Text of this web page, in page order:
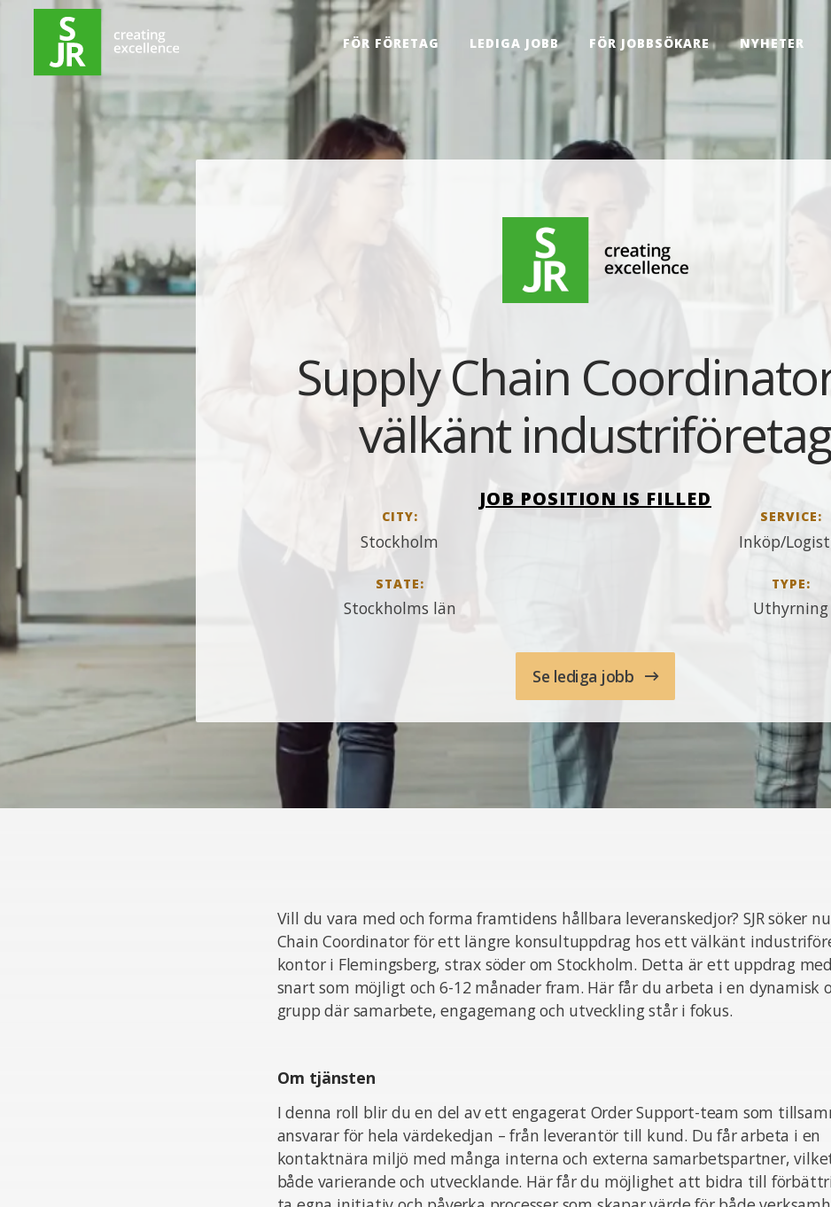
Hoppa till innehåll
FÖR FÖRETAG LEDIGA JOBB FÖR JOBBSÖKARE NYHETER
JOB POSITION IS FILLED
CITY:
Stockholm
SERVICE:
Inköp/
STATE:
Stockholms län
TYPE:
Uthyrning
Supply Chain
välkänt industriföretag
Se lediga jobb
Vill du vara med och forma framtidens hållbara leveranskedjor? SJR söker
Chain Coordinator för ett längre konsultuppdrag hos ett välkänt
kontor i Flemingsberg, strax söder om Stockholm. Detta är ett uppdrag
snart som möjligt och 6-12 månader fram. Här får du arbeta i en dynamisk
grupp där samarbete, engagemang och utveckling står i fokus.
Om tjänsten
I denna roll blir du en del av ett engagerat Order Support-team som
ansvarar för hela värdekedjan – från leverantör till kund. Du får arbeta i en
kontaktnära miljö med många interna och externa samarbetspartner,
både varierande och utvecklande. Här får du möjlighet att bidra till